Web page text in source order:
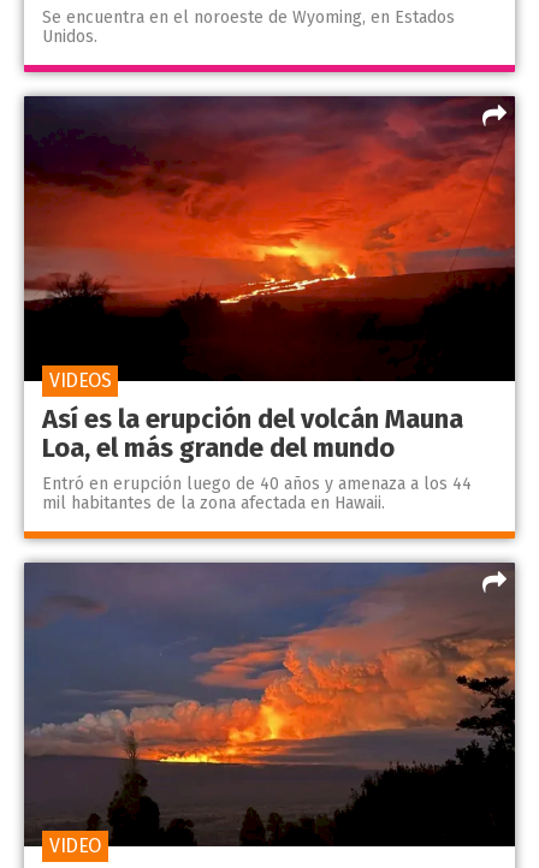
Se encuentra en el noroeste de Wyoming, en Estados
Unidos.
Así es la erupción del volcán Mauna
Loa, el más grande del mundo
Entró en erupción luego de 40 años y amenaza a los 44
mil habitantes de la zona afectada en Hawaii.
VIDEOS
VIDEO